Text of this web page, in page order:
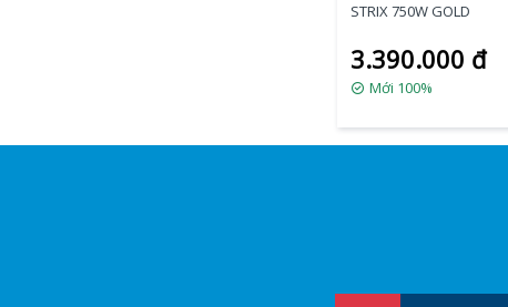
STRIX 750W GOLD
3.390.000 đ
Mới 100%